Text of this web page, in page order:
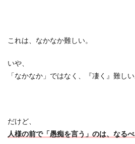
これは、なかなか難しい。
いや、
「なかなか」ではなく、『凄く』難しい
だけど、
人様の前で「愚痴を言う」のは、なるべ